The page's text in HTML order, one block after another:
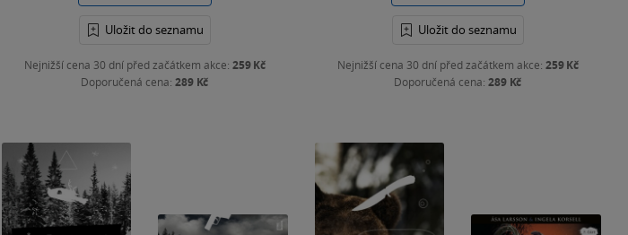
Uložit do seznamu
Nejnižší cena 30 dní před začátkem akce: 259 Kč
Doporučená cena:289 Kč
Uložit do seznamu
Nejnižší cena 30 dní před začátkem akce: 259 Kč
Doporučená cena:289 Kč